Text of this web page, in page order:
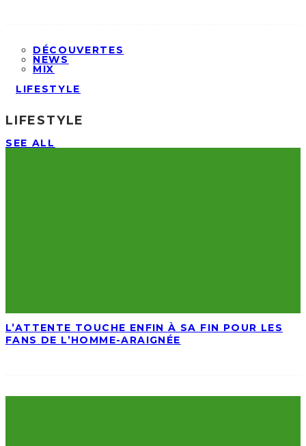
DÉCOUVERTES
NEWS
MIX
LIFESTYLE
LIFESTYLE
SEE ALL
L’ATTENTE TOUCHE ENFIN À SA FIN POUR LES
FANS DE L’HOMME-ARAIGNÉE